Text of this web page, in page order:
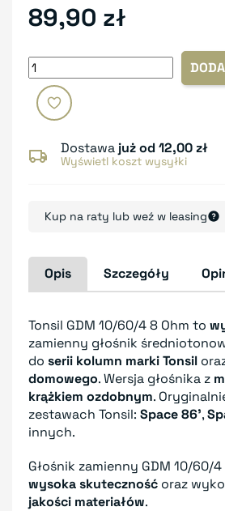
89,90 zł
Dostawa już od 12,00 zł
Wyświetl koszt wysyłki
Kup na raty lub weź w leasing
Opis Szczegóły
Tonsil GDM 10/60/4 8 Ohm to
zamienny głośnik
do serii kolumn marki Tonsil
domowego. Wersja głośnika z
krążkiem ozdobnym.
zestawach Tonsil: Space 86',
innych.
Głośnik zamienny GDM 10/60/
wysoka skuteczność oraz
jakości materiałów.